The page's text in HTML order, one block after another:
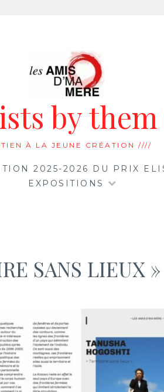
by
À LA JEUNE CRÉATION ////
2025-2026 DU PRIX
EXPOSITIONS
SANS LIEUX »